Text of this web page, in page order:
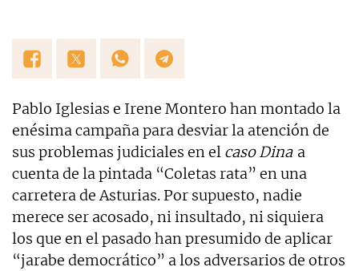
Pablo Iglesias e Irene Montero han montado la
enésima campaña para desviar la atención de
sus problemas judiciales en el caso Dina a
cuenta de la pintada “Coletas rata” en una
carretera de Asturias. Por supuesto, nadie
merece ser acosado, ni insultado, ni siquiera
los que en el pasado han presumido de aplicar
“jarabe democrático” a los adversarios de otros